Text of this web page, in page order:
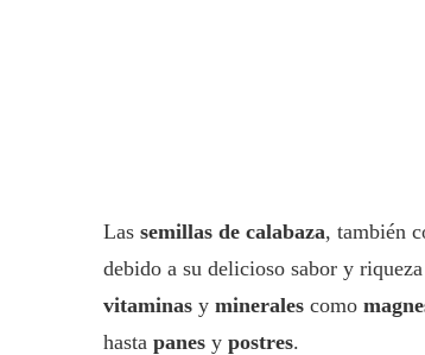
Las semillas de calabaza, también
debido a su delicioso sabor y
vitaminas y minerales como
hasta panes y postres.